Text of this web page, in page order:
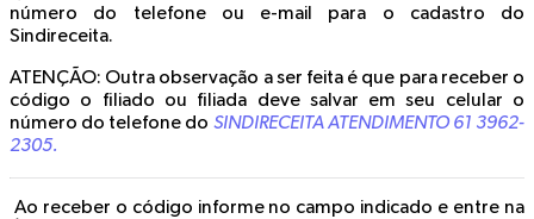
número do telefone ou e-mail para o cadastro do
Sindireceita.
ATENÇÃO: Outra observação a ser feita é que para receber o
código o filiado ou filiada deve salvar em seu celular o
número do telefone do SINDIRECEITA ATENDIMENTO 61 3962-
2305.
Ao receber o código informe no campo indicado e entre na